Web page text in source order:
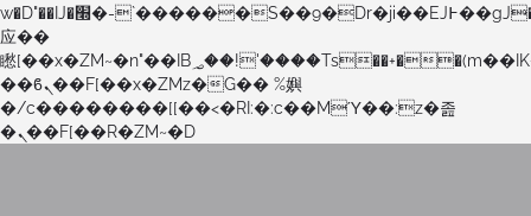
w�D"��IJ�׭�-`������S��9�Dr�ji��EJ߅��gJ�
应��
矁[��x�ZM~�n"��IB؃��!'����Тѕ��+��(m��IK�ʭ�/|
��ϐܢ��F[��x�ZMz�G�� %嬩
�/c��������[[��<�RI:�:c��MΎ��:z�졾
�ܢ��F[��R�ZM~�D